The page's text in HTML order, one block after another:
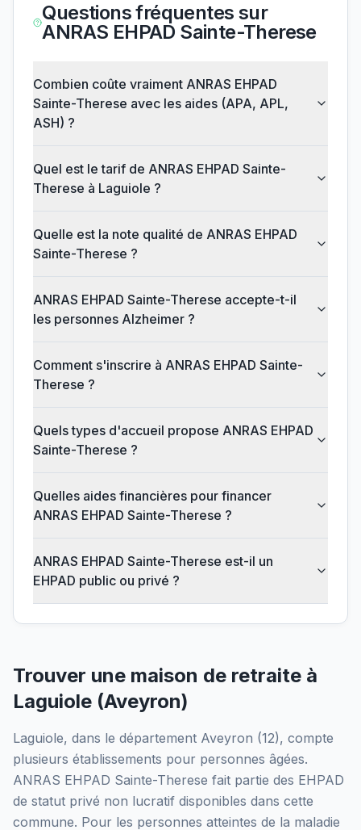
Questions fréquentes sur
ANRAS EHPAD Sainte-Therese
Combien coûte vraiment ANRAS EHPAD
Sainte-Therese avec les aides (APA, APL,
ASH) ?
Quel est le tarif de ANRAS EHPAD Sainte-
Therese à Laguiole ?
Quelle est la note qualité de ANRAS EHPAD
Sainte-Therese ?
ANRAS EHPAD Sainte-Therese accepte-t-il
les personnes Alzheimer ?
Comment s'inscrire à ANRAS EHPAD Sainte-
Therese ?
Quels types d'accueil propose ANRAS EHPAD
Sainte-Therese ?
Quelles aides financières pour financer
ANRAS EHPAD Sainte-Therese ?
ANRAS EHPAD Sainte-Therese est-il un
EHPAD public ou privé ?
Trouver une maison de retraite à
Laguiole (Aveyron)
Laguiole, dans le département Aveyron (12), compte
plusieurs établissements pour personnes âgées.
ANRAS EHPAD Sainte-Therese fait partie des EHPAD
de statut privé non lucratif disponibles dans cette
commune. Pour les personnes atteintes de la maladie